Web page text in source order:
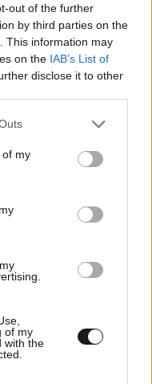
out of the further
by third parties on the
This information may
on the IAB’s List of
disclose it to other
one or more Google
You may click to
its third-party tags to
in below Google
of my
of my
with the
ΤΑΞΙΔΙ
ενός νησιού